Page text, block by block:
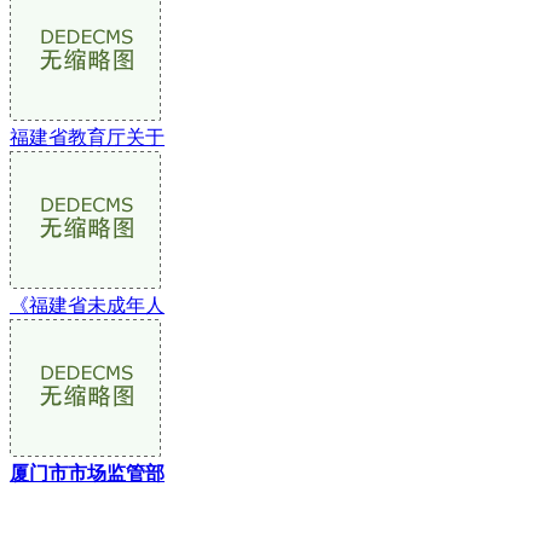
福建省教育厅关于
《福建省未成年人
厦门市市场监管部